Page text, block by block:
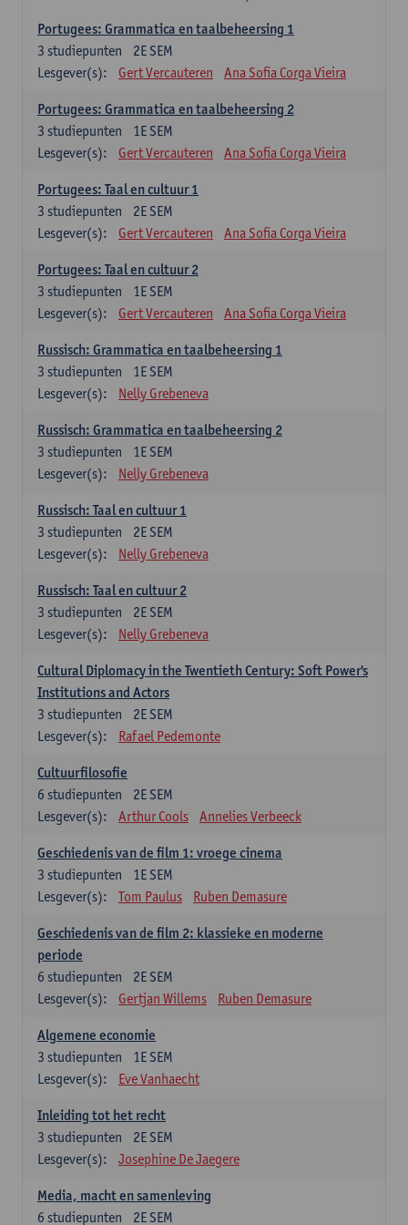
Portugees: Grammatica en taalbeheersing 1
2E SEM
3 studiepunten
Lesgever(s):
Gert Vercauteren Ana Sofia Corga Vieira
Portugees: Grammatica en taalbeheersing 2
1E SEM
3 studiepunten
Lesgever(s):
Gert Vercauteren Ana Sofia Corga Vieira
Portugees: Taal en cultuur 1
2E SEM
3 studiepunten
Lesgever(s):
Gert Vercauteren Ana Sofia Corga Vieira
Portugees: Taal en cultuur 2
1E SEM
3 studiepunten
Lesgever(s):
Gert Vercauteren Ana Sofia Corga Vieira
Russisch: Grammatica en taalbeheersing 1
1E SEM
3 studiepunten
Lesgever(s):
Nelly Grebeneva
Russisch: Grammatica en taalbeheersing 2
1E SEM
3 studiepunten
Lesgever(s):
Nelly Grebeneva
Russisch: Taal en cultuur 1
2E SEM
3 studiepunten
Lesgever(s):
Nelly Grebeneva
Russisch: Taal en cultuur 2
2E SEM
3 studiepunten
Lesgever(s):
Nelly Grebeneva
Cultural Diplomacy in the Twentieth Century: Soft Power's
Institutions and Actors
2E SEM
3 studiepunten
Lesgever(s):
Rafael Pedemonte
Cultuurfilosofie
2E SEM
6 studiepunten
Lesgever(s):
Arthur Cools Annelies Verbeeck
Geschiedenis van de film 1: vroege cinema
1E SEM
3 studiepunten
Lesgever(s):
Tom Paulus Ruben Demasure
Geschiedenis van de film 2: klassieke en moderne
periode
2E SEM
6 studiepunten
Lesgever(s):
Gertjan Willems Ruben Demasure
Algemene economie
1E SEM
3 studiepunten
Lesgever(s):
Eve Vanhaecht
Inleiding tot het recht
2E SEM
3 studiepunten
Lesgever(s):
Josephine De Jaegere
Media, macht en samenleving
2E SEM
6 studiepunten